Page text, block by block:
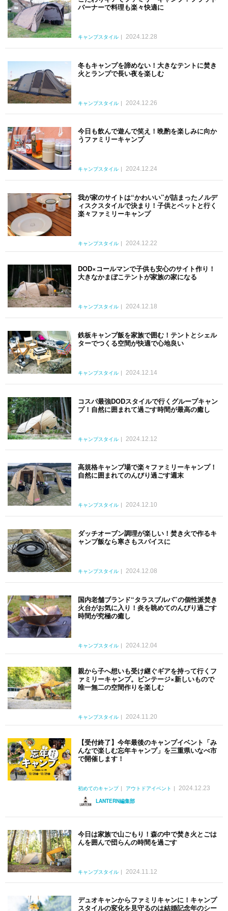
バーナーで料理も楽々快適に
キャンプスタイル 2024.12.28
冬もキャンプを諦めない！大きなテントに焚き
火とランプで長い夜を楽しむ
キャンプスタイル 2024.12.26
今日も飲んで遊んで笑え！晩酌を楽しみに向か
うファミリーキャンプ
キャンプスタイル 2024.12.24
我が家のサイトは“かわいい”が詰まったノルデ
ィスクスタイルで決まり！子供とペットと行く
楽々ファミリーキャンプ
キャンプスタイル 2024.12.22
DOD×コールマンで子供も安心のサイト作り！
大きなかまぼこテントが家族の家になる
キャンプスタイル 2024.12.18
鉄板キャンプ飯を家族で囲む！テントとシェル
ターでつくる空間が快適で心地良い
キャンプスタイル 2024.12.14
コスパ最強DODスタイルで行くグループキャン
プ！自然に囲まれて過ごす時間が最高の癒し
キャンプスタイル 2024.12.12
高規格キャンプ場で楽々ファミリーキャンプ！
自然に囲まれてのんびり過ごす週末
キャンプスタイル 2024.12.10
ダッチオーブン調理が楽しい！焚き火で作るキ
ャンプ飯なら寒さもスパイスに
キャンプスタイル 2024.12.08
国内老舗ブランド“タラスブルバ”の個性派焚き
火台がお気に入り！炎を眺めてのんびり過ごす
時間が究極の癒し
キャンプスタイル 2024.12.04
親から子へ想いも受け継ぐギアを持って行くフ
ァミリーキャンプ。ビンテージ×新しいもので
唯一無二の空間作りを楽しむ
キャンプスタイル 2024.11.20
【受付終了】今年最後のキャンプイベント「み
んなで楽しむ忘年キャンプ」を三重県いなべ市
で開催します！
初めてのキャンプ アウトドアイベント
2024.12.23
LANTERN編集部
今日は家族で山ごもり！森の中で焚き火とごは
んを囲んで団らんの時間を過ごす
キャンプスタイル 2024.11.12
デュオキャンからファミリキャンに！キャンプ
スタイルの変化を見守るのは結婚記念年のシー